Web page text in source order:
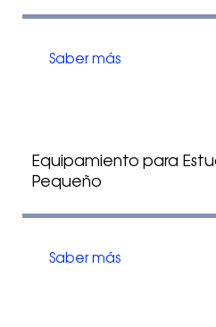
Saber más
Equipamiento para
Pequeño
Saber más